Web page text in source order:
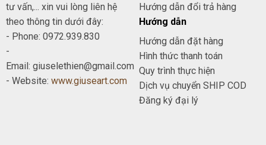
tư vấn,... xin vui lòng liên hệ
theo thông tin dưới đây:
- Phone: 0972.939.830
-
Email: giuselethien@gmail.com
- Website: www.giuseart.com
Hướng dẫn đổi trả hàng
Hướng dẫn
Hướng dẫn đặt hàng
Hình thức thanh toán
Quy trình thực hiện
Dịch vụ chuyển SHIP COD
Đăng ký đại lý